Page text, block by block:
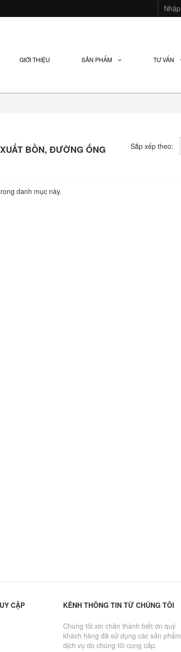
GIỚI THIỆU SẢN PHẨM TƯ VẤN
BỒN, ĐƯỜNG ỐNG
Sắp xếp theo:
danh mục này.
CẬP KÊNH THÔNG TIN TỪ CHÚNG TÔI
Chúng tôi xin chân thành biết ơn quý
khách hàng đã sử dụng các sản phẩm
dịch vụ do chúng tôi cung cấp.